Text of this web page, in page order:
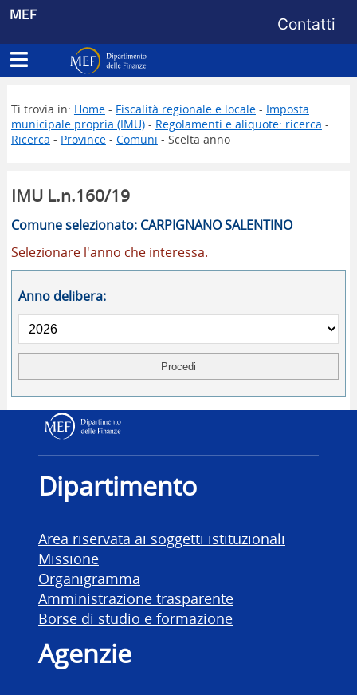
MEF Menu di
Contatti
Apri menu principale
Dipartimento delle Finanze
Ti trovia in: Home- Fiscalità regionale e locale- Imposta
municipale propria (IMU)- Regolamenti e aliquote: ricerca -
Ricerca - Province- Comuni - Scelta anno
IMU L.n.160/19
Comune selezionato: CARPIGNANO SALENTINO
Selezionare l'anno che interessa.
Anno delibera:
Dipartimento delle
Dipartimento
Area riservata ai soggetti istituzionali
Missione
Organigramma
Amministrazione trasparente
Borse di studio e formazione
Agenzie